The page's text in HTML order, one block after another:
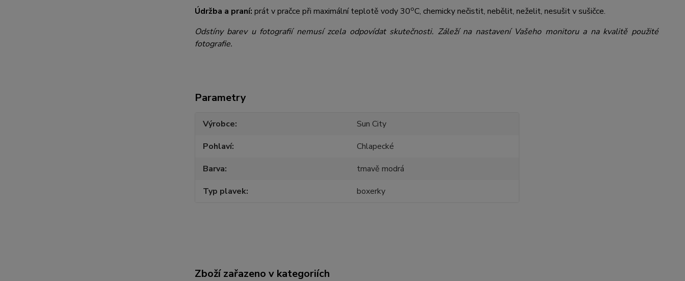
Údržba a praní: prát v pračce při maximální teplotě vody 30oC, chemicky nečistit, nebělit, neželit, nesušit v sušičce.
Odstíny barev u fotografií nemusí zcela odpovídat skutečnosti. Záleží na nastavení Vašeho monitoru a na kvalitě použité
fotografie.
Parametry
Výrobce
Sun City
Pohlaví
Chlapecké
Barva
tmavě modrá
Typ plavek
boxerky
Zboží zařazeno v kategoriích